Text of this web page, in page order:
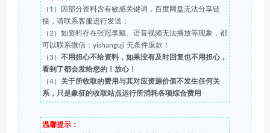
（1）因部分资料含有敏感关键词，百度网盘无法分享链
接，请联系客服进行发送；
（2）如资料存在张冠李戴、语音视频无法播放等现象，都
可以联系微信：yishanguji 无条件退款！
（3） 不用担心不给资料，如果没有及时回复也不用担心，
看到了都会发给您的！放心！
（4） 关于所收取的费用与其对应资源价值不发生任何关
系，只是象征的收取站点运行所消耗各项综合费用
温馨提示：